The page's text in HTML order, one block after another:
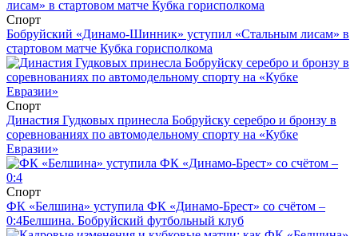
Спорт
Бобруйский «Динамо-Шинник» уступил «Стальным лисам» в
стартовом матче Кубка горисполкома
Спорт
Династия Гудковых принесла Бобруйску серебро и бронзу в
соревнованиях по автомодельному спорту на «Кубке
Евразии»
Спорт
ФК «Белшина» уступила ФК «Динамо-Брест» со счётом –
0:4Белшина. Бобруйский футбольный клуб